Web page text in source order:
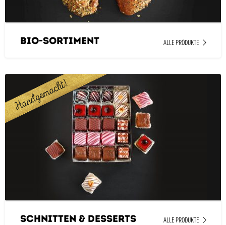
Bio-Sortiment ALLE PRODUKTE
Schnitten & Desserts ALLE PRODUKTE